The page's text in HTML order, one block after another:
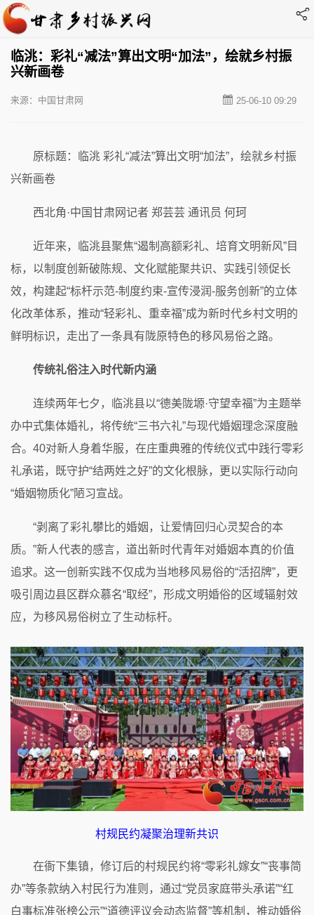
临洮：彩礼“减法”算出文明“加法”，绘就乡村振
兴新画卷
25-06-10 09:29
来源：中国甘肃网
原标题：临洮 彩礼“减法”算出文明“加法”，绘就乡村振
兴新画卷
西北角·中国甘肃网记者 郑芸芸 通讯员 何珂
近年来，临洮县聚焦“遏制高额彩礼、培育文明新风”目
标，以制度创新破陈规、文化赋能聚共识、实践引领促长
效，构建起“标杆示范-制度约束-宣传浸润-服务创新”的立体
化改革体系，推动“轻彩礼、重幸福”成为新时代乡村文明的
鲜明标识，走出了一条具有陇原特色的移风易俗之路。
传统礼俗注入时代新内涵
连续两年七夕，临洮县以“德美陇塬·守望幸福”为主题举
办中式集体婚礼，将传统“三书六礼”与现代婚姻理念深度融
合。40对新人身着华服，在庄重典雅的传统仪式中践行零彩
礼承诺，既守护“结两姓之好”的文化根脉，更以实际行动向
“婚姻物质化”陋习宣战。
“剥离了彩礼攀比的婚姻，让爱情回归心灵契合的本
质。”新人代表的感言，道出新时代青年对婚姻本真的价值
追求。这一创新实践不仅成为当地移风易俗的“活招牌”，更
吸引周边县区群众慕名“取经”，形成文明婚俗的区域辐射效
应，为移风易俗树立了生动标杆。
村规民约凝聚治理新共识
在衙下集镇，修订后的村规民约将“零彩礼嫁女”“丧事简
办”等条款纳入村民行为准则，通过“党员家庭带头承诺”“红
白事标准张榜公示”“道德评议会动态监督”等机制，推动婚俗